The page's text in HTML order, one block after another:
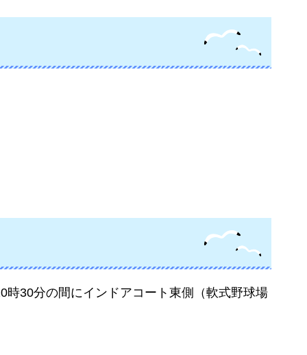
30分の間にインドアコート東側（軟式野球場